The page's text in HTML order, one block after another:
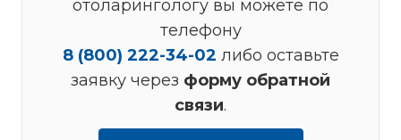
отоларингологу вы можете по
телефону
8 (800) 222-34-02 либо оставьте
заявку через форму обратной
связи.